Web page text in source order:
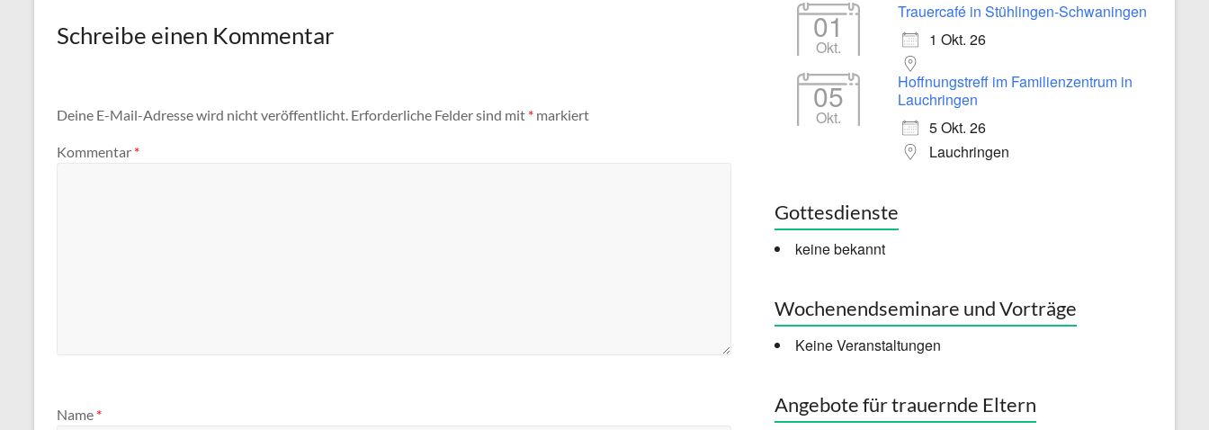
Schreibe einen Kommentar
Deine E-Mail-Adresse wird nicht veröffentlicht. Erforderliche Felder sind mit * markiert
Kommentar *
Name *
01
Okt.
Trauercafé in Stühlingen-Schwaningen
1 Okt. 26
05
Okt.
Hoffnungstreff im Familienzentrum in
Lauchringen
5 Okt. 26
Lauchringen
Gottesdienste
keine bekannt
Wochenendseminare und Vorträge
Keine Veranstaltungen
Angebote für trauernde Eltern